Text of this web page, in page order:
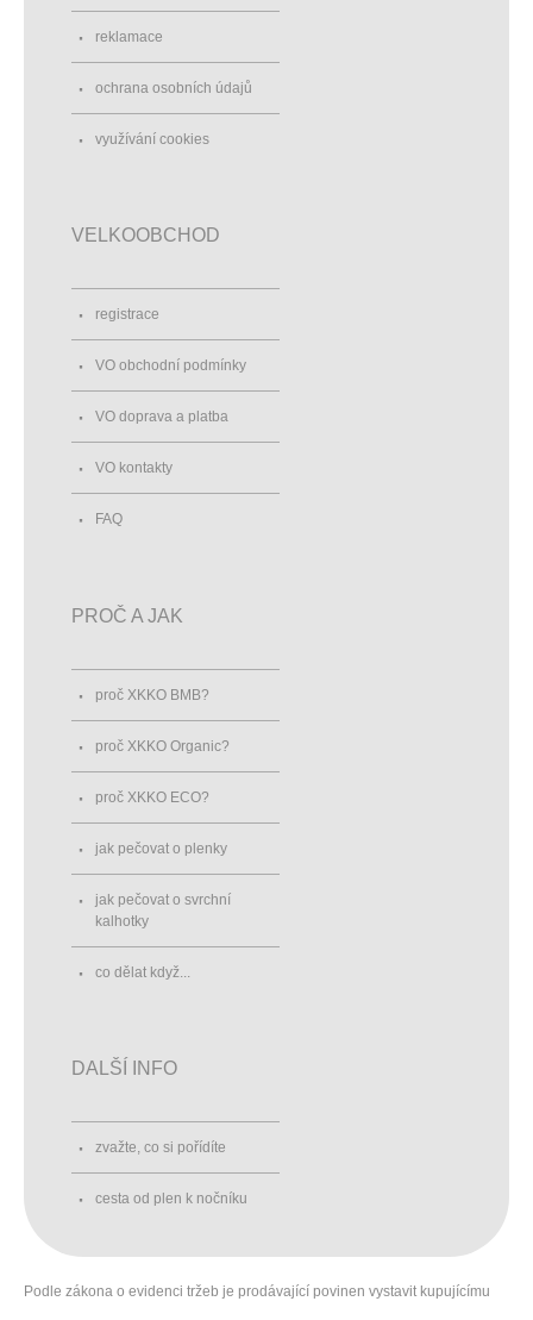
reklamace
ochrana osobních údajů
využívání cookies
VELKOOBCHOD
registrace
VO obchodní podmínky
VO doprava a platba
VO kontakty
FAQ
PROČ A JAK
proč XKKO BMB?
proč XKKO Organic?
proč XKKO ECO?
jak pečovat o plenky
jak pečovat o svrchní
kalhotky
co dělat když...
DALŠÍ INFO
zvažte, co si pořídíte
cesta od plen k nočníku
Podle zákona o evidenci tržeb je prodávající povinen vystavit kupujícímu